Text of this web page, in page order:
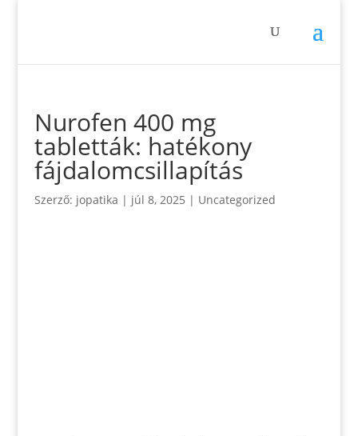
Nurofen 400 mg
tabletták: hatékony
fájdalomcsillapítás
Szerző: jopatika | júl 8, 2025 | Uncategorized